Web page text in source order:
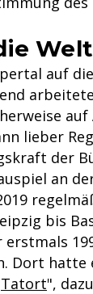
auf
lieber
der
an
bis
Dort
Tatort",